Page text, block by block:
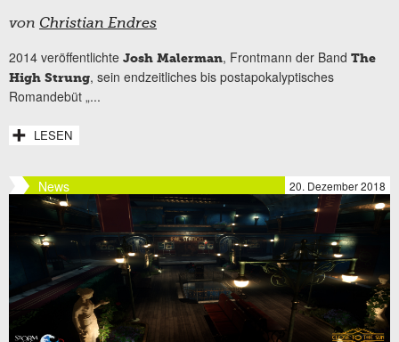
von Christian Endres
2014 veröffentlichte Josh Malerman, Frontmann der Band The
High Strung, sein endzeitliches bis postapokalyptisches
Romandebüt „...
LESEN
News 20. Dezember 2018